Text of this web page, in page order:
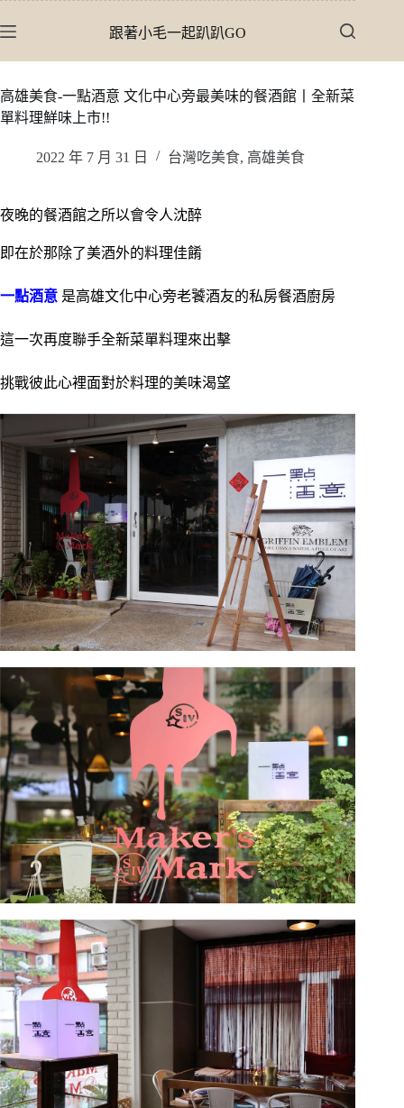
至
內
容
跟著小毛一起趴趴GO
高雄美食-一點酒意 文化中心旁最美味的餐酒館丨全新菜
單料理鮮味上市!!
2022 年 7 月 31 日 台灣吃美食, 高雄美食
夜晚的餐酒館之所以會令人沈醉
即在於那除了美酒外的料理佳餚
一點酒意 是高雄文化中心旁老饕酒友的私房餐酒廚房
這一次再度聯手全新菜單料理來出擊
挑戰彼此心裡面對於料理的美味渴望